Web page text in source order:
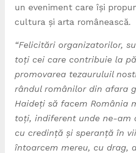
un eveniment care își
cultura și arta românească.
“Felicitări organizatorilor,
toți cei care contribuie la
promovarea tezauruluil
rândul românilor din afara
Haideți să facem România
toți, indiferent unde ne-am
cu credință și speranță în
întoarcem mereu, cu drag,